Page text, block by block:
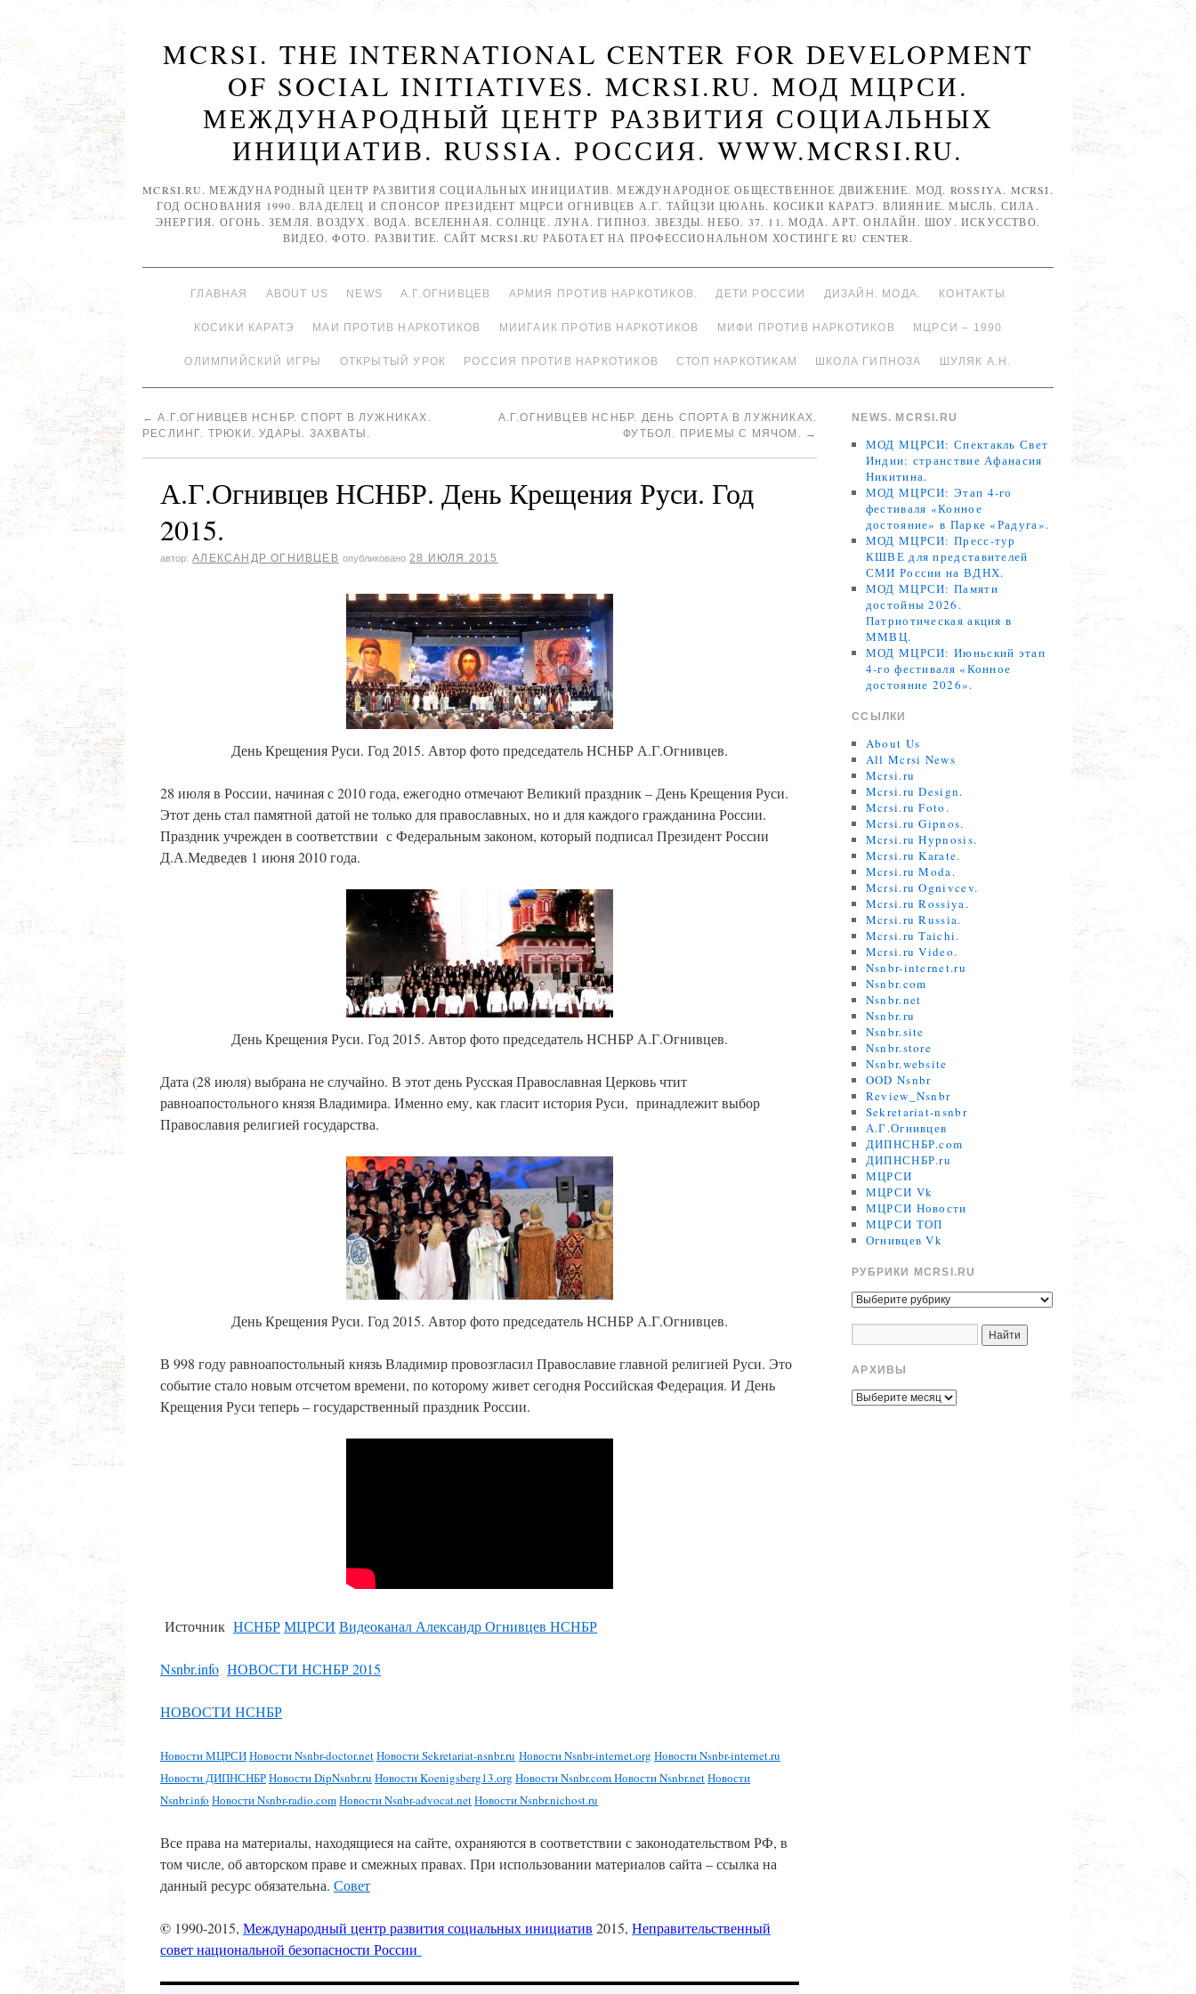
MCRSI. THE INTERNATIONAL CENTER FOR DEVELOPMENT
OF SOCIAL INITIATIVES. MCRSI.RU. МОД МЦРСИ.
МЕЖДУНАРОДНЫЙ ЦЕНТР РАЗВИТИЯ СОЦИАЛЬНЫХ
ИНИЦИАТИВ. RUSSIA. РОССИЯ. WWW.MCRSI.RU.
MCRSI.RU. МЕЖДУНАРОДНЫЙ ЦЕНТР РАЗВИТИЯ СОЦИАЛЬНЫХ ИНИЦИАТИВ. МЕЖДУНАРОДНОЕ ОБЩЕСТВЕННОЕ ДВИЖЕНИЕ. МОД. ROSSIYA. MCRSI.
ГОД ОСНОВАНИЯ 1990. ВЛАДЕЛЕЦ И СПОНСОР ПРЕЗИДЕНТ МЦРСИ ОГНИВЦЕВ А.Г. ТАЙЦЗИ ЦЮАНЬ. КОСИКИ КАРАТЭ. ВЛИЯНИЕ. МЫСЛЬ. СИЛА.
ЭНЕРГИЯ. ОГОНЬ. ЗЕМЛЯ. ВОЗДУХ. ВОДА. ВСЕЛЕННАЯ. СОЛНЦЕ. ЛУНА. ГИПНОЗ. ЗВЕЗДЫ. НЕБО. 37. 11. МОДА. АРТ. ОНЛАЙН. ШОУ. ИСКУССТВО.
ВИДЕО. ФОТО. РАЗВИТИЕ. САЙТ MCRSI.RU РАБОТАЕТ НА ПРОФЕССИОНАЛЬНОМ ХОСТИНГЕ RU CENTER.
ГЛАВНАЯ ABOUT US NEWS А.Г.ОГНИВЦЕВ АРМИЯ ПРОТИВ НАРКОТИКОВ. ДЕТИ РОССИИ ДИЗАЙН. МОДА. КОНТАКТЫ
КОСИКИ КАРАТЭ МАИ ПРОТИВ НАРКОТИКОВ МИИГАИК ПРОТИВ НАРКОТИКОВ МИФИ ПРОТИВ НАРКОТИКОВ МЦРСИ – 1990
ОЛИМПИЙСКИЙ ИГРЫ ОТКРЫТЫЙ УРОК РОССИЯ ПРОТИВ НАРКОТИКОВ СТОП НАРКОТИКАМ ШКОЛА ГИПНОЗА ШУЛЯК А.Н.
← А.Г.ОГНИВЦЕВ НСНБР. СПОРТ В ЛУЖНИКАХ.
РЕСЛИНГ. ТРЮКИ. УДАРЫ. ЗАХВАТЫ.
А.Г.ОГНИВЦЕВ НСНБР. ДЕНЬ СПОРТА В ЛУЖНИКАХ.
ФУТБОЛ. ПРИЕМЫ С МЯЧОМ. →
А.Г.Огнивцев НСНБР. День Крещения Руси. Год
2015.
автор: АЛЕКСАНДР ОГНИВЦЕВ опубликовано 28 ИЮЛЯ 2015
День Крещения Руси. Год 2015. Автор фото председатель НСНБР А.Г.Огнивцев.
28 июля в России, начиная с 2010 года, ежегодно отмечают Великий праздник – День Крещения Руси.
Этот день стал памятной датой не только для православных, но и для каждого гражданина России.
Праздник учрежден в соответствии с Федеральным законом, который подписал Президент России
Д.А.Медведев 1 июня 2010 года.
День Крещения Руси. Год 2015. Автор фото председатель НСНБР А.Г.Огнивцев.
Дата (28 июля) выбрана не случайно. В этот день Русская Православная Церковь чтит
равноапостольного князя Владимира. Именно ему, как гласит история Руси, принадлежит выбор
Православия религией государства.
День Крещения Руси. Год 2015. Автор фото председатель НСНБР А.Г.Огнивцев.
В 998 году равноапостольный князь Владимир провозгласил Православие главной религией Руси. Это
событие стало новым отсчетом времени, по которому живет сегодня Российская Федерация. И День
Крещения Руси теперь – государственный праздник России.
Источник НСНБРМЦРСИ Видеоканал Александр Огнивцев НСНБР
Nsnbr.info НОВОСТИ НСНБР 2015
НОВОСТИ НСНБР
Новости МЦРСИНовости Nsnbr-doctor.netНовости Sekretariat-nsnbr.ru Новости Nsnbr-internet.org Новости Nsnbr-internet.ru
Новости ДИПНСНБРНовости DipNsnbr.ru Новости Koenigsberg13.org Новости Nsnbr.comНовости Nsnbr.netНовости
Nsnbr.info Новости Nsnbr-radio.comНовости Nsnbr-advocat.netНовости Nsnbr.nichost.ru
Все права на материалы, находящиеся на сайте, охраняются в соответствии с законодательством РФ, в
том числе, об авторском праве и смежных правах. При использовании материалов сайта – ссылка на
данный ресурс обязательна. Совет
© 1990-2015, Международный центр развития социальных инициатив 2015, Неправительственный
совет национальной безопасности России
NEWS. MCRSI.RU
МОД МЦРСИ: Спектакль Свет
Индии: странствие Афанасия
Никитина.
МОД МЦРСИ: Этап 4-го
фестиваля «Конное
достояние» в Парке «Радуга».
МОД МЦРСИ: Пресс-тур
КШВЕ для представителей
СМИ России на ВДНХ.
МОД МЦРСИ: Памяти
достойны 2026.
Патриотическая акция в
ММВЦ.
МОД МЦРСИ: Июньский этап
4-го фестиваля «Конное
достояние 2026».
ССЫЛКИ
About Us
All Mcrsi News
Mcrsi.ru
Mcrsi.ru Design.
Mcrsi.ru Foto.
Mcrsi.ru Gipnos.
Mcrsi.ru Hypnosis.
Mcrsi.ru Karate.
Mcrsi.ru Moda.
Mcrsi.ru Ognivcev.
Mcrsi.ru Rossiya.
Mcrsi.ru Russia.
Mcrsi.ru Taichi.
Mcrsi.ru Video.
Nsnbr-internet.ru
Nsnbr.com
Nsnbr.net
Nsnbr.ru
Nsnbr.site
Nsnbr.store
Nsnbr.website
OOD Nsnbr
Review_Nsnbr
Sekretariat-nsnbr
А.Г.Огнивцев
ДИПНСНБР.com
ДИПНСНБР.ru
МЦРСИ
МЦРСИ Vk
МЦРСИ Новости
МЦРСИ ТОП
Огнивцев Vk
РУБРИКИ MCRSI.RU
АРХИВЫ